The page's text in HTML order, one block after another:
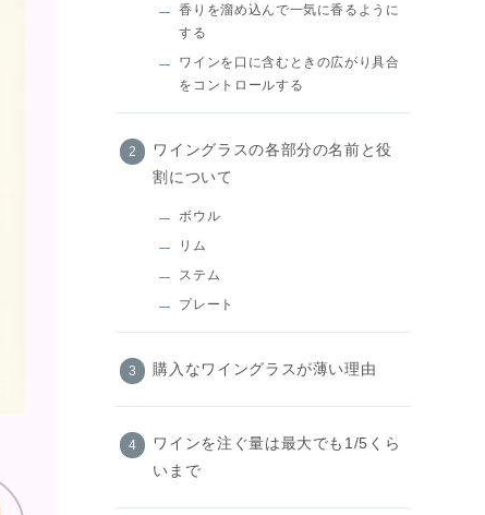
香りを溜め込んで一気に香るように
する
ワインを口に含むときの広がり具合
をコントロールする
ワイングラスの各部分の名前と役
割について
ボウル
リム
ステム
プレート
購入なワイングラスが薄い理由
ワインを注ぐ量は最大でも1/5くら
いまで